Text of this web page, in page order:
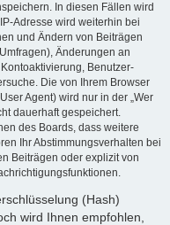
In diesen Fällen wird
Adresse wird weiterhin bei
und Ändern von Beiträgen
Änderungen an
Benutzer-
Die von Ihrem Browser
Agent) wird nur in der „Wer
dauerhaft gespeichert.
des Boards, dass weitere
Ihr Abstimmungsverhalten bei
Beiträgen oder explizit von
(Hash)
wird Ihnen empfohlen,